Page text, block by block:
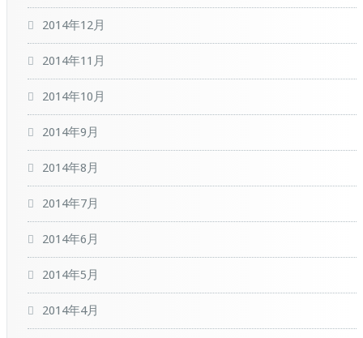
2014年12月
2014年11月
2014年10月
2014年9月
2014年8月
2014年7月
2014年6月
2014年5月
2014年4月